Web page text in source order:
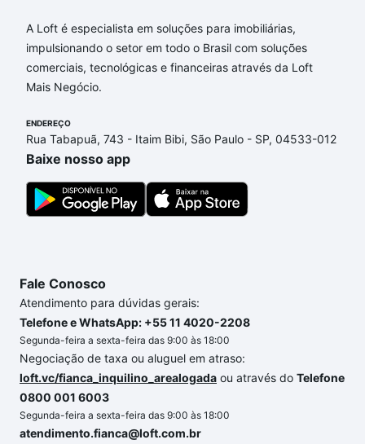
A Loft é especialista em soluções para imobiliárias,
impulsionando o setor em todo o Brasil com soluções
comerciais, tecnológicas e financeiras através da Loft
Mais Negócio.
ENDEREÇO
Rua Tabapuã, 743 - Itaim Bibi, São Paulo - SP, 04533-012
Baixe nosso app
Fale Conosco
Atendimento para dúvidas gerais:
Telefone e WhatsApp: +55 11 4020-2208
Segunda-feira a sexta-feira das 9:00 às 18:00
Negociação de taxa ou aluguel em atraso:
loft.vc/fianca_inquilino_arealogada ou através do Telefone
0800 001 6003
Segunda-feira a sexta-feira das 9:00 às 18:00
atendimento.fianca@loft.com.br